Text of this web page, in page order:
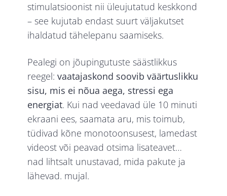
stimulatsioonist nii üleujutatud keskkond
– see kujutab endast suurt väljakutset
ihaldatud tähelepanu saamiseks.
Pealegi on jõupingutuste säästlikkus
reegel:vaatajaskond soovib väärtuslikku
sisu, mis ei nõua aega, stressi ega
energiat. Kui nad veedavad üle 10 minuti
ekraani ees, saamata aru, mis toimub,
tüdivad kõne monotoonsusest, lamedast
videost või peavad otsima lisateavet…
nad lihtsalt unustavad, mida pakute ja
lähevad. mujal.